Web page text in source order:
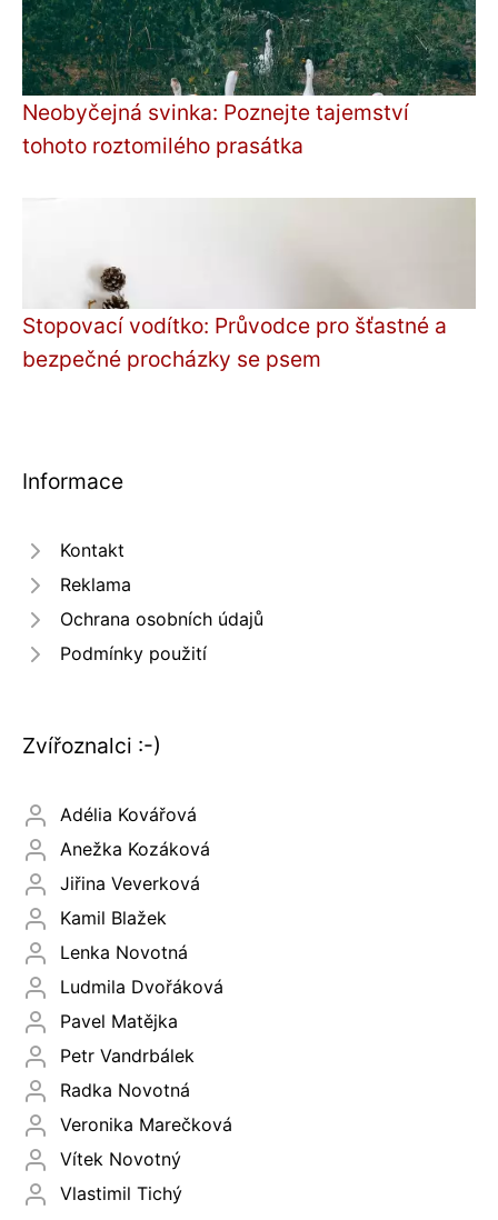
Neobyčejná svinka: Poznejte tajemství
tohoto roztomilého prasátka
Stopovací vodítko: Průvodce pro šťastné a
bezpečné procházky se psem
Informace
Kontakt
Reklama
Ochrana osobních údajů
Podmínky použití
Zvířoznalci :-)
Adélia Kovářová
Anežka Kozáková
Jiřina Veverková
Kamil Blažek
Lenka Novotná
Ludmila Dvořáková
Pavel Matějka
Petr Vandrbálek
Radka Novotná
Veronika Marečková
Vítek Novotný
Vlastimil Tichý